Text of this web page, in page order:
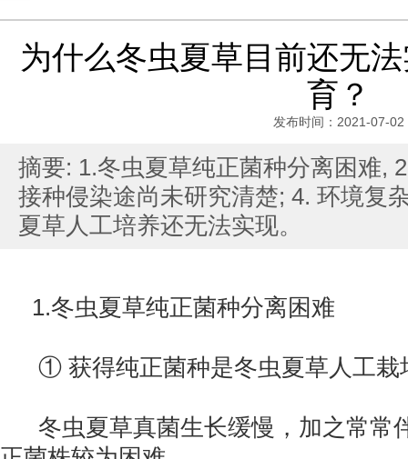
为什么冬虫夏草目前还无
育？
发布时间：2021-07-02
摘要: 1.冬虫夏草纯正菌种分离困难,
接种侵染途尚未研究清楚; 4. 环境复
夏草人工培养还无法实现。
1.冬虫夏草纯正菌种分离困难
① 获得纯正菌种是冬虫夏草人工栽
冬虫夏草真菌生长缓慢，加之常常